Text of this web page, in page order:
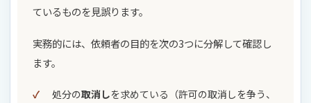
ているものを見誤ります。
実務的には、依頼者の目的を次の3つに分解して確認し
ます。
処分の取消しを求めている（許可の取消しを争う、